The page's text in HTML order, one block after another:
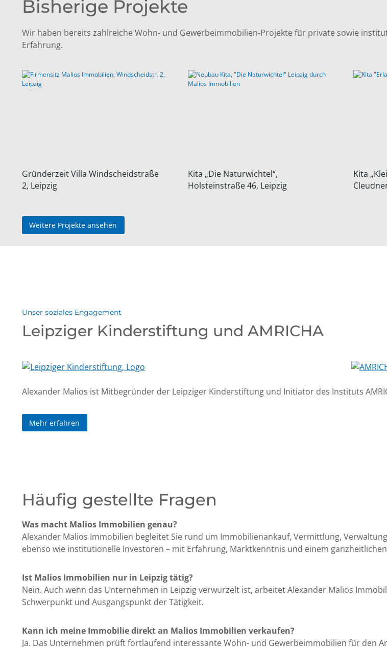
Bisherige Projekte
Wir haben bereits zahlreiche Wohn- und Gewerbeimmobilien-Projekte für private sowie
Erfahrung.
Gründerzeit Villa Windscheidstraße
2, Leipzig
Kita „Die Naturwichtel“,
Holsteinstraße 46, Leipzig
Kita
Weitere Projekte ansehen
Unser soziales Engagement
Leipziger Kinderstiftung und AMRICHA
Alexander Malios ist Mitbegründer der Leipziger Kinderstiftung und Initiator des Instituts
Mehr erfahren
Häufig gestellte Fragen
Was macht Malios Immobilien genau?
Alexander Malios Immobilien begleitet Sie rund um Immobilienankauf, Vermittlung,
ebenso wie institutionelle Investoren – mit Erfahrung, Marktkenntnis und einem
Ist Malios Immobilien nur in Leipzig tätig?
Nein. Auch wenn das Unternehmen in Leipzig verwurzelt ist, arbeitet Alexander Malios
Schwerpunkt und Ausgangspunkt der Tätigkeit.
Kann ich meine Immobilie direkt an Malios Immobilien verkaufen?
Ja. Das Unternehmen prüft fortlaufend interessante Wohn- und Gewerbeimmobilien für den